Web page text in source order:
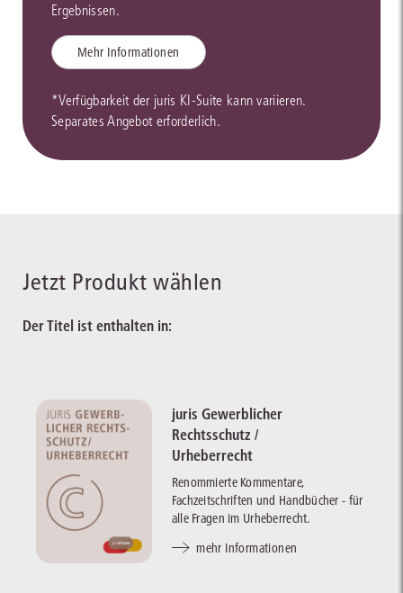
Ergebnissen.
Mehr Informationen
*Verfügbarkeit der juris KI-Suite kann variieren.
Separates Angebot erforderlich.
Jetzt Produkt wählen
Der Titel ist enthalten in:
juris Gewerblicher
Rechtsschutz /
Urheberrecht
Renommierte Kommentare,
Fachzeitschriften und Handbücher - für
alle Fragen im Urheberrecht.
mehr Informationen